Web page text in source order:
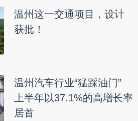
温州这一交通项目，设计
获批！
温州汽车行业“猛踩油门”
上半年以37.1%的高增长率
居首